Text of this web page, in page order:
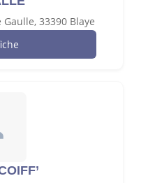
33390 Blaye